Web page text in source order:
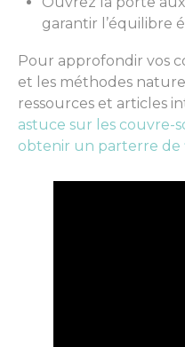
garantir l’équilibre
Pour approfondir vos
et les méthodes
ressources et articles
astuce sur les couvre-
obtenir un parterre de